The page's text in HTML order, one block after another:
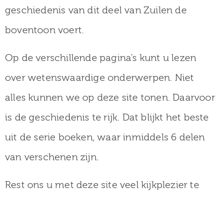
Collectie
geschiedenis van dit deel van Zuilen de
boventoon voert.
Op de verschillende pagina’s kunt u lezen
over wetenswaardige onderwerpen. Niet
alles kunnen we op deze site tonen. Daarvoor
is de geschiedenis te rijk. Dat blijkt het beste
uit de serie boeken, waar inmiddels 6 delen
van verschenen zijn.
Rest ons u met deze site veel kijkplezier te